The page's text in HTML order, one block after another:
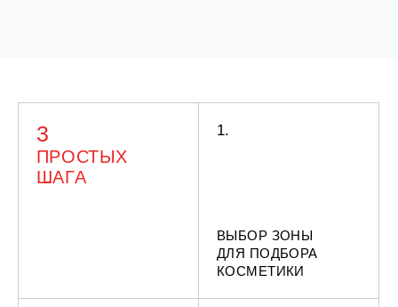
3
ПРОСТЫХ
ШАГА
1.
ВЫБОР ЗОНЫ
ДЛЯ ПОДБОРА
КОСМЕТИКИ